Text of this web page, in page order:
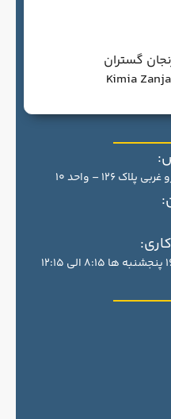
126 – واحد 10
گستران
Kimia